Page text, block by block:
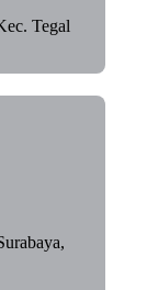
Tegal